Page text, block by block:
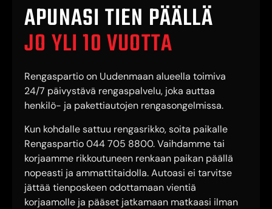
APUNASI TIEN PÄÄLLÄ
JO YLI 10 VUOTTA
Rengaspartio on Uudenmaan alueella toimiva
24/7 päivystävä rengaspalvelu, joka auttaa
henkilö- ja pakettiautojen rengasongelmissa.
Kun kohdalle sattuu rengasrikko, soita paikalle
Rengaspartio 044 705 8800. Vaihdamme tai
korjaamme rikkoutuneen renkaan paikan päällä
nopeasti ja ammattitaidolla. Autoasi ei tarvitse
jättää tienposkeen odottamaan vientiä
korjaamolle ja pääset jatkamaan matkaasi ilman